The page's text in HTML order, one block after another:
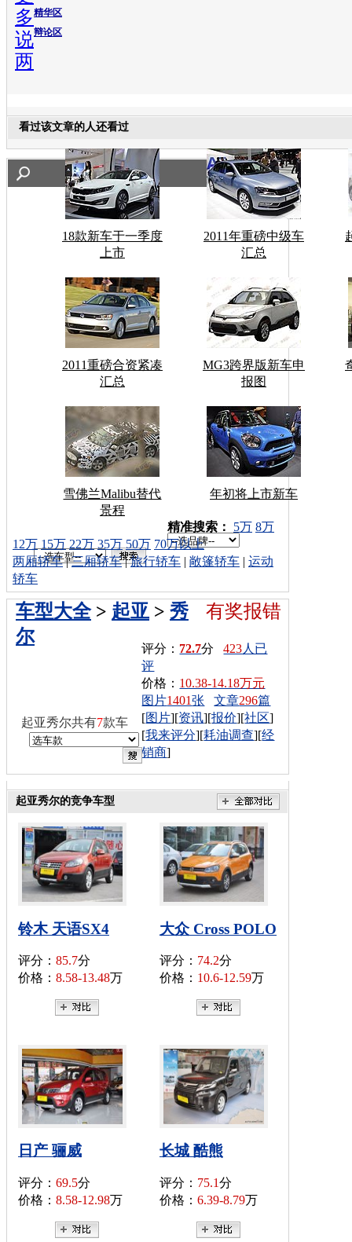
精华区
辩论区
多
说
两
看过该文章的人还看过
18款新车于一季度
上市
2011年重磅中级车
汇总
2011重磅合资紧凑
汇总
MG3跨界版新车申
报图
雪佛兰Malibu替代
景程
年初将上市新车
车型搜索：
精准搜索： 5万 8万
12万 15万 22万 35万 50万 70万以上
两厢轿车|三厢轿车|旅行轿车 | 敞篷轿车 | 运动
轿车
有奖报错
车型大全> 起亚 > 秀
尔
评分： 72.7分423人已
评
价格： 10.38-14.18万元
图片1401张 文章296篇
[图片][资讯][报价][社区]
[我来评分][耗油调查][经
销商]
起亚秀尔共有7款车
起亚秀尔的竞争车型
铃木 天语SX4
评分： 85.7分
价格： 8.58-13.48万
大众 Cross POLO
评分： 74.2分
价格： 10.6-12.59万
日产 骊威
评分： 69.5分
价格： 8.58-12.98万
长城 酷熊
评分： 75.1分
价格： 6.39-8.79万